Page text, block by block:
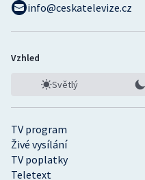
TV program
Živé vysílání
TV poplatky
Teletext
info@ceskatelevize.cz
Vzhled
Světlý